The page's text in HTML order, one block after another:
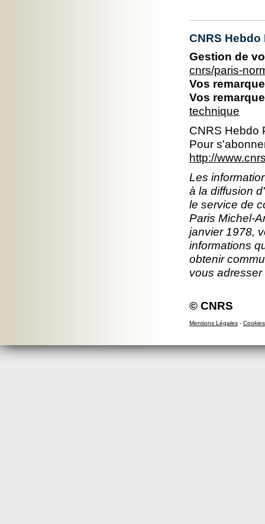
CNRS
Gestion de
cnrs/paris-
Vos
Vos
technique
CNRS Hebdo
Pour
http://
Les
à la diffusion
le service de
Paris Michel-
janvier 1978,
informations
obtenir
vous
© CNRS
Mentions Légales - Cookies